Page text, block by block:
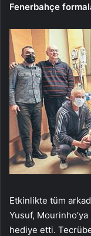
Fenerbahçe
Etkinlikte tüm
Yusuf,
hediye etti.